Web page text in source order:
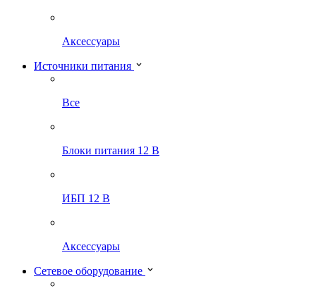
Аксессуары
Источники питания
Все
Блоки питания 12 В
ИБП 12 В
Аксессуары
Сетевое оборудование